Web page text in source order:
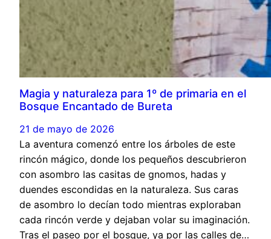
Magia y naturaleza para 1º de primaria en el
Bosque Encantado de Bureta
21 de mayo de 2026
La aventura comenzó entre los árboles de este
rincón mágico, donde los pequeños descubrieron
con asombro las casitas de gnomos, hadas y
duendes escondidas en la naturaleza. Sus caras
de asombro lo decían todo mientras exploraban
cada rincón verde y dejaban volar su imaginación.
Tras el paseo por el bosque, ya por las calles de…